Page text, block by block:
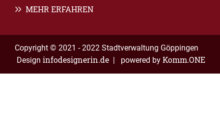
MEHR ERFAHREN
Copyright © 2021 - 2022 Stadtverwaltung Göppingen
Design infodesignerin.de | powered by Komm.ONE